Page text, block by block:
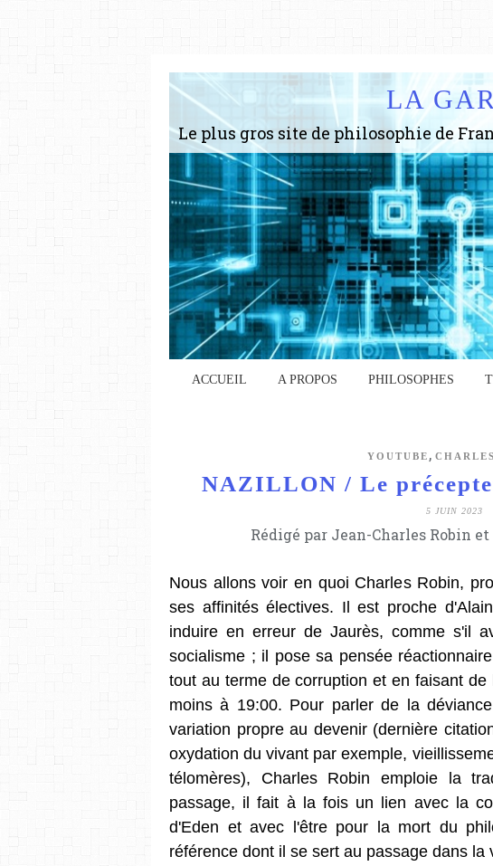
LA
ACCUEIL A PROPOS PHILOSOPHES
YOUTUBE ,
NAZILLON / Le
5 JUIN 2023
Nous allons voir en quoi Charles Robin,
ses affinités électives. Il est proche
induire en erreur de Jaurès, comme s'il
socialisme ; il pose sa pensée
tout au terme de corruption et en faisant
moins à 19:00. Pour parler de la
variation propre au devenir (dernière
oxydation du vivant par exemple,
télomères), Charles Robin emploie la
passage, il fait à la fois un lien avec la
d'Eden et avec l'être pour la mort du
référence dont il se sert au passage dans la